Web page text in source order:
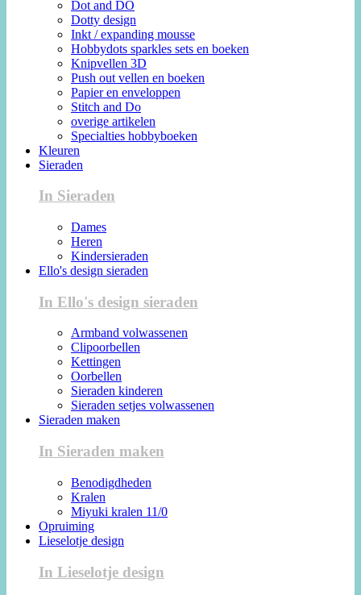
Dot and DO
Dotty design
Inkt / expanding mousse
Hobbydots sparkles sets en boeken
Knipvellen 3D
Push out vellen en boeken
Papier en enveloppen
Stitch and Do
overige artikelen
Specialties hobbyboeken
Kleuren
Sieraden
In Sieraden
Dames
Heren
Kindersieraden
Ello's design sieraden
In Ello's design sieraden
Armband volwassenen
Clipoorbellen
Kettingen
Oorbellen
Sieraden kinderen
Sieraden setjes volwassenen
Sieraden maken
In Sieraden maken
Benodigdheden
Kralen
Miyuki kralen 11/0
Opruiming
Lieselotje design
In Lieselotje design